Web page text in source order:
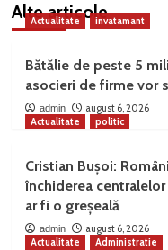
Alte articole
Actualitate invatamant
Bătălie de peste 5
asocieri de firme vor
admin
august 6, 2026
Actualitate
politic
Cristian Bușoi:
închiderea
ar fi o greșeală
admin
august 6, 2026
Actualitate
Administratie